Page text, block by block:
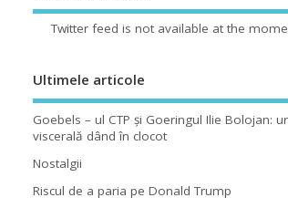
Twitter feed is not available at the
Ultimele articole
Goebels – ul CTP şi Goeringul Ilie Bolojan:
viscerală dând în clocot
Nostalgii
Riscul de a paria pe Donald Trump